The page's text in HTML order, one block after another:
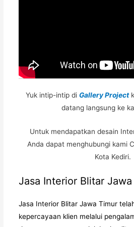
Yuk intip-intip di Gallery Project
datang langsung ke
Untuk mendapatkan desain
Anda dapat menghubungi kami
Kota Kediri.
Jasa Interior Blitar
Jasa Interior Blitar Jawa Timur
kepercayaan klien melalui